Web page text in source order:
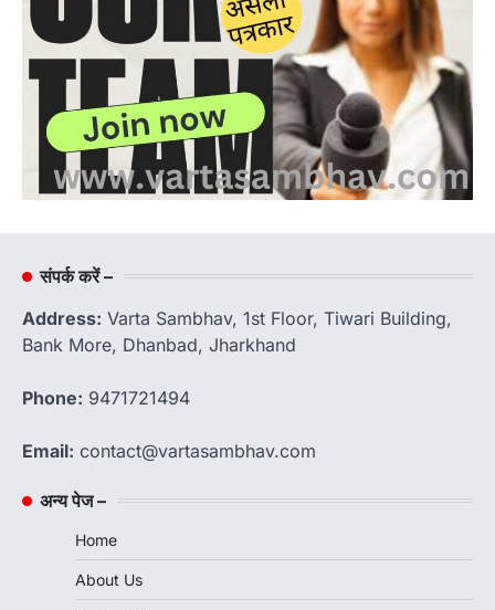
संपर्क करें –
Address: Varta Sambhav, 1st Floor, Tiwari Building,
Bank More, Dhanbad, Jharkhand
Phone: 9471721494
Email: contact@vartasambhav.com
अन्य पेज –
Home
About Us